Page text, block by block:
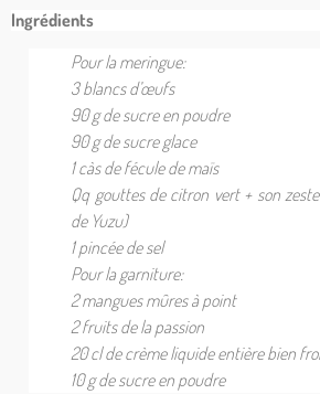
Ingrédients
Pour la meringue:
3 blancs d’œufs
90 g de sucre en poudre
90 g de sucre glace
1 càs de fécule de maïs
Qq gouttes de citron vert + son
de Yuzu)
1 pincée de sel
Pour la garniture:
2 mangues mûres à point
2 fruits de la passion
20 cl de crème liquide entière bien
10 g de sucre en poudre